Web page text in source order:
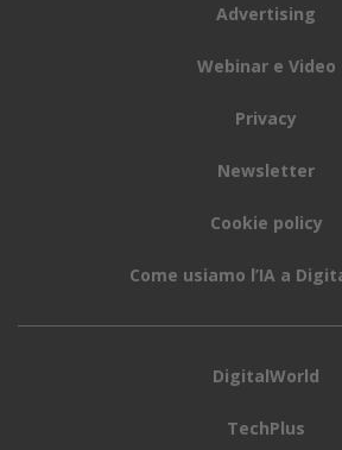
Advertising
Webinar e Video
Privacy
Newsletter
Cookie policy
Come usiamo l’IA a
DigitalWorld
TechPlus